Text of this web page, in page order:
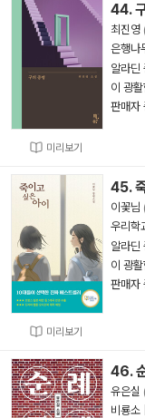
미리보기
44.
최진영
은행나
알라딘
이 광
판매
미리보기
45.
이꽃님
우리학
알라
이 광
판매
46.
유은실
비룡소